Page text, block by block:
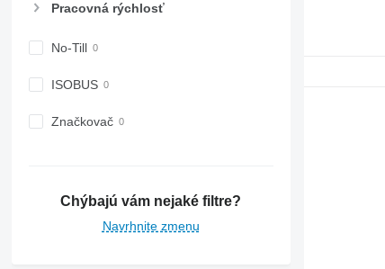
Pracovná rýchlosť
No-Till
ISOBUS
Značkovač
Chýbajú vám nejaké filtre?
Navrhnite zmenu